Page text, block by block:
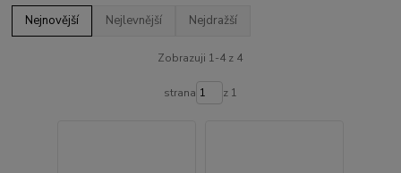
Nejnovější Nejlevnější Nejdražší
Zobrazuji 1-4 z 4
strana z 1